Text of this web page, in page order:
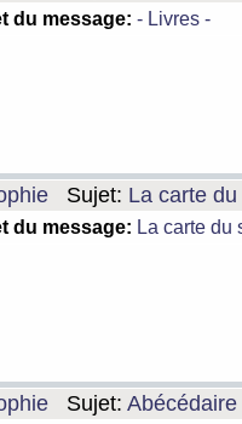
du message: - Livres -
Sujet: La carte
du message: La carte du
Sujet: Abécédaire